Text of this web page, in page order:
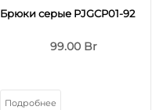
Брюки серые PJGCP01-92
99.00 Br
Подробнее